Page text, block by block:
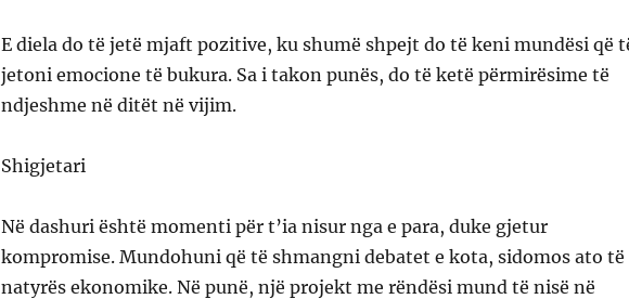
E diela do të jetë mjaft pozitive, ku shumë shpejt do të keni mundësi që
jetoni emocione të bukura. Sa i takon punës, do të ketë përmirësime të
ndjeshme në ditët në vijim.
Shigjetari
Në dashuri është momenti për t’ia nisur nga e para, duke gjetur
kompromise. Mundohuni që të shmangni debatet e kota, sidomos ato të
natyrës ekonomike. Në punë, një projekt me rëndësi mund të nisë në